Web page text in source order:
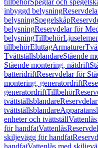
tillbehörSpeglar och
inbyggd belysning
belysningSpegelskåp
belysningReservdelar för
belysningTillbehör
tillbehörEluttagArmaturer
TvättställsblandareStående
Stående montering, nätdrift
batteridriftReservdelar för
montering, generatordrift
generatordriftTillbehör
tvättställsblandare
tvättställsblandare
enheter och tvättställ
för handfatVattenlås
skiljevägg för handfat
handfatVattenlås med